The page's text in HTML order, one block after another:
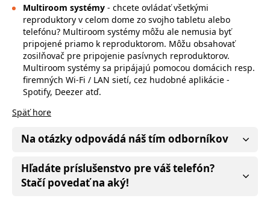
Multiroom systémy - chcete ovládať všetkými
reproduktory v celom dome zo svojho tabletu alebo
telefónu? Multiroom systémy môžu ale nemusia byť
pripojené priamo k reproduktorom. Môžu obsahovať
zosilňovač pre pripojenie pasívnych reproduktorov.
Multiroom systémy sa pripájajú pomocou domácich resp.
firemných Wi-Fi / LAN sietí, cez hudobné aplikácie -
Spotify, Deezer atď.
Späť hore
Na otázky odpovádá náš tím odborníkov
Hľadáte príslušenstvo pre váš telefón?
Stačí povedať na aký!